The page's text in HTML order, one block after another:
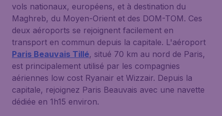
vols nationaux, européens, et à destination du
Maghreb, du Moyen-Orient et des DOM-TOM. Ces
deux aéroports se rejoignent facilement en
transport en commun depuis la capitale. L'aéroport
Paris Beauvais Tillé, situé 70 km au nord de Paris,
est principalement utilisé par les compagnies
aériennes low cost Ryanair et Wizzair. Depuis la
capitale, rejoignez Paris Beauvais avec une navette
dédiée en 1h15 environ.